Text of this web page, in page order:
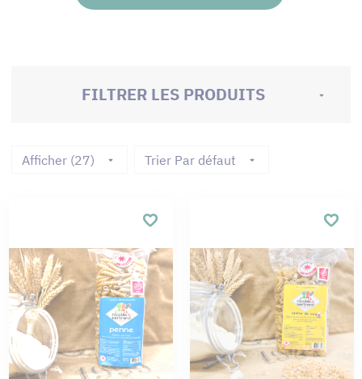
FILTRER LES PRODUITS
Afficher (27) Trier Par défaut